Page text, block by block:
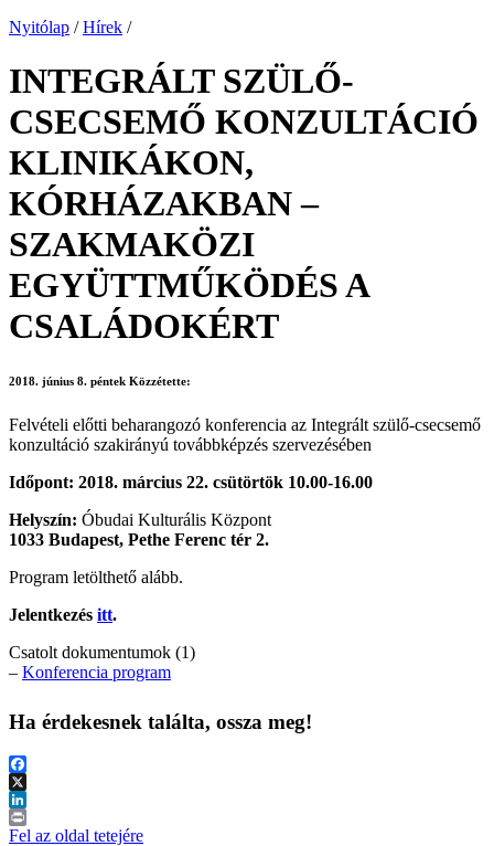
Nyitólap / Hírek /
INTEGRÁLT SZÜLŐ-
CSECSEMŐ KONZULTÁCIÓ
KLINIKÁKON,
KÓRHÁZAKBAN –
SZAKMAKÖZI
EGYÜTTMŰKÖDÉS A
CSALÁDOKÉRT
2018. június 8. péntek Közzétette:
Felvételi előtti beharangozó konferencia az Integrált szülő-csecsemő
konzultáció szakirányú továbbképzés szervezésében
Időpont: 2018. március 22. csütörtök 10.00-16.00
Helyszín: Óbudai Kulturális Központ
1033 Budapest, Pethe Ferenc tér 2.
Program letölthető alább.
Jelentkezés itt.
Csatolt dokumentumok (1)
– Konferencia program
Ha érdekesnek találta, ossza meg!
Facebook
X
LinkedIn
Print
Fel az oldal tetejére